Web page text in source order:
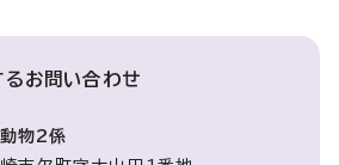
るお問い合わせ
物2係